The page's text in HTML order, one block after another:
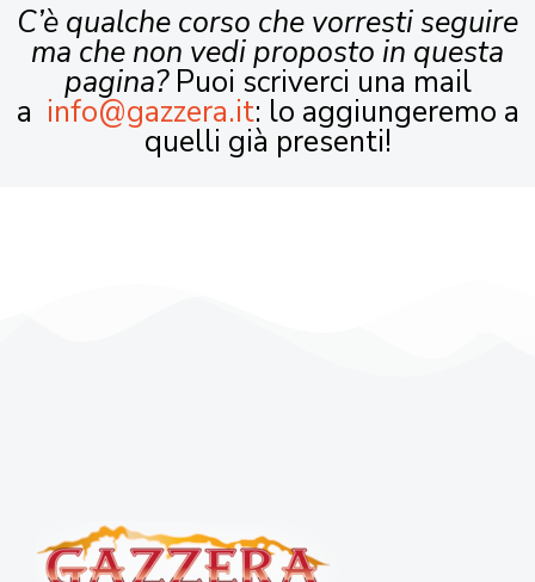
C’è qualche corso che vorresti seguire
ma che non vedi proposto in questa
pagina?Puoi scriverci una mail
a info@gazzera.it: lo aggiungeremo a
quelli già presenti!